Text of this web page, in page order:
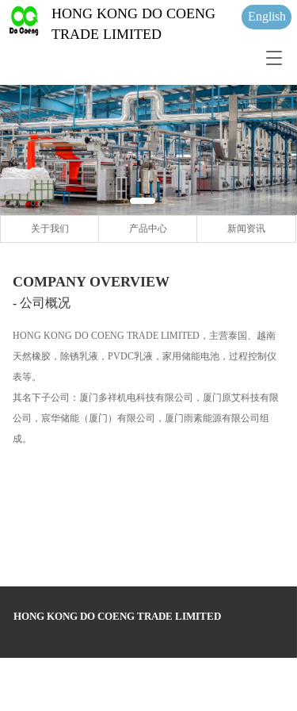
T
g
g
l
e
n
a
v
i
g
HONG KONG DO COENG
TRADE LIMITED
English
关于我们 产品中心 新闻资讯
COMPANY OVERVIEW
- 公司概况
HONG KONG DO COENG TRADE LIMITED，主营泰国、越南
天然橡胶，除锈乳液，PVDC乳液，家用储能电池，过程控制仪
表等。
其名下子公司：厦门多祥机电科技有限公司，厦门原艾科技有限
公司，宸华储能（厦门）有限公司，厦门雨素能源有限公司组
成。
HONG KONG DO COENG TRADE LIMITED